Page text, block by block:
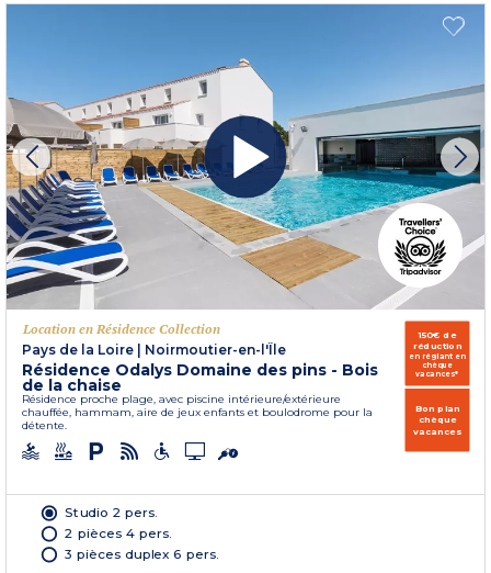
Location en Résidence Collection
Pays de la Loire | Noirmoutier-en-l'Île
Résidence Odalys Domaine des pins - Bois
de la chaise
Résidence proche plage, avec piscine intérieure/extérieure
chauffée, hammam, aire de jeux enfants et boulodrome pour la
détente.
150€ de
réduction
en réglant en
chèque
vacances*
Bon plan
chèque
vacances
Studio 2 pers.
2 pièces 4 pers.
3 pièces duplex 6 pers.